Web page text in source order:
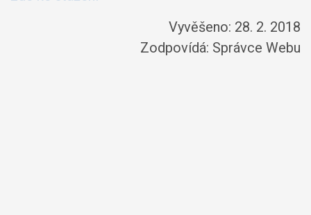
Vyvěšeno: 28. 2. 2018
Zodpovídá: Správce Webu